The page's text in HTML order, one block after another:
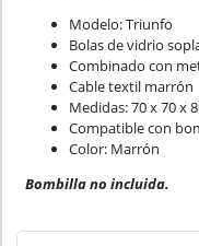
Modelo: Triunfo
Bolas de vidrio
Combinado con
Cable textil marrón
Medidas: 70 x 70 x
Compatible con
Color: Marrón
Bombilla no incluida.